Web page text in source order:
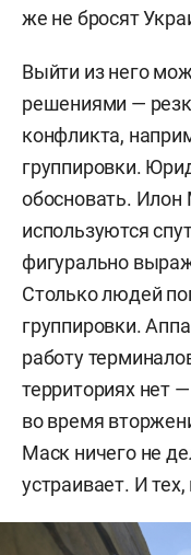
же не бросят
Выйти из него
решениями —
конфликта,
группировки.
обосновать. Илон
используются
фигурально
Столько людей
группировки.
работу
территориях нет
во время
Маск ничего не
устраивает. И